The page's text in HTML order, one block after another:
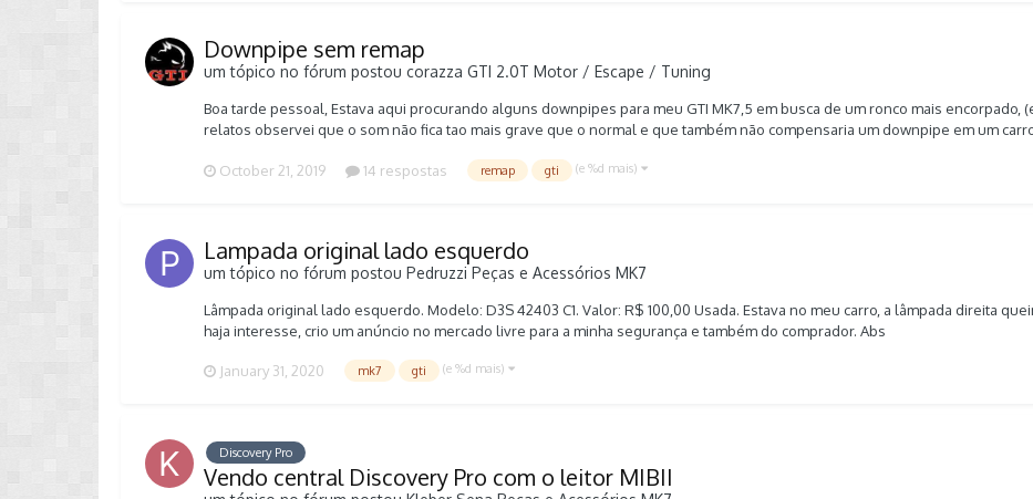
Downpipe sem remap
um tópico no fórum postoucorazza GTI 2.0T Motor / Escape / Tuning
Boa tarde pessoal, Estava aqui procurando alguns downpipes para meu GTI MK7,5 em busca de um ronco mais
relatos observei que o som não fica tao mais grave que o normal e que também não compensaria um downpipe em um
catalisador em um carro que está com a ECU original? Obrigado!
October 21, 2019 14 respostas remap gti (e %d mais)
Lampada original lado esquerdo
um tópico no fórum postouPedruzzi Peças e Acessórios MK7
Lâmpada original lado esquerdo. Modelo: D3S 42403 C1. Valor: R$ 100,00 Usada. Estava no meu carro, a lâmpada direita
haja interesse, crio um anúncio no mercado livre para a minha segurança e também do comprador. Abs
January 31, 2020 mk7 gti (e %d mais)
Discovery Pro
Vendo central Discovery Pro com o leitor MIBII